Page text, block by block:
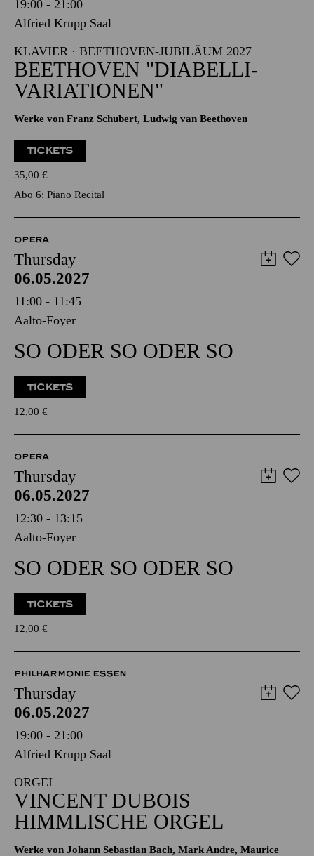
19:00 - 21:00
Alfried Krupp Saal
KLAVIER · BEETHOVEN-JUBILÄUM 2027
BEETHOVEN "DIABELLI-
VARIATIONEN"
Werke von Franz Schubert, Ludwig van Beethoven
TICKETS
35,00 €
Abo 6: Piano Recital
OPERA
Thursday
06.05.2027
11:00 - 11:45
Aalto-Foyer
SO ODER SO ODER SO
TICKETS
12,00 €
OPERA
Thursday
06.05.2027
12:30 - 13:15
Aalto-Foyer
SO ODER SO ODER SO
TICKETS
12,00 €
PHILHARMONIE ESSEN
Thursday
06.05.2027
19:00 - 21:00
Alfried Krupp Saal
ORGEL
VINCENT DUBOIS
HIMMLISCHE ORGEL
Werke von Johann Sebastian Bach, Mark Andre, Maurice